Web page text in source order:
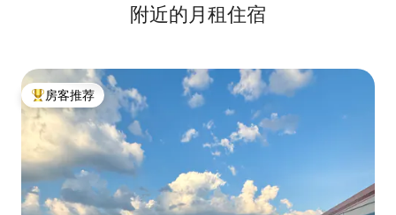
附近的月租住宿
热门「房客推荐」
房客推荐